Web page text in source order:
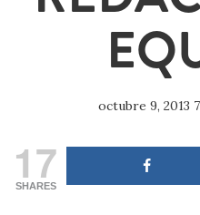
octubre 9, 2013
17
SHARES